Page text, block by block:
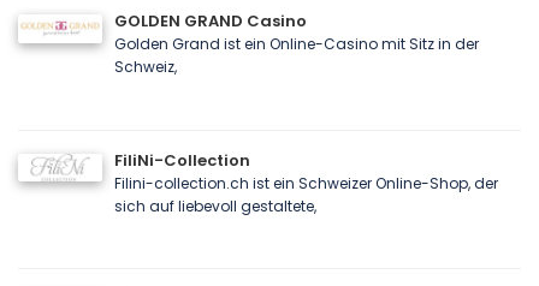
GOLDEN GRAND Casino
Golden Grand ist ein Online-Casino mit Sitz in der
Schweiz,
FiliNi-Collection
Filini-collection.ch ist ein Schweizer Online-Shop, der
sich auf liebevoll gestaltete,